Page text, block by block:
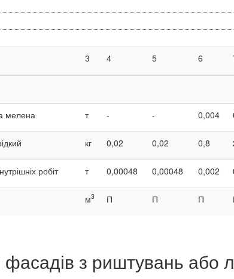
3 4 5 6
мелена т - - 0,004
кг 0,02 0,02 0,8
робіт т 0,00048 0,00048 0,002
м3 П П П
з риштувань або